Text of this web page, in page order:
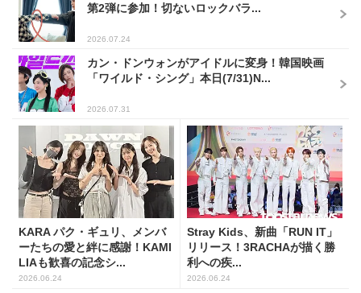
第2弾に参加！切ないロックバラ...
2026.07.24
カン・ドンウォンがアイドルに変身！韓国映画
「ワイルド・シング」本日(7/31)N...
2026.07.31
KARA パク・ギュリ、メンバ
ーたちの愛と絆に感謝！KAMI
LIAも歓喜の記念シ...
2026.06.24
Stray Kids、新曲「RUN IT」
リリース！3RACHAが描く勝
利への疾...
2026.06.24